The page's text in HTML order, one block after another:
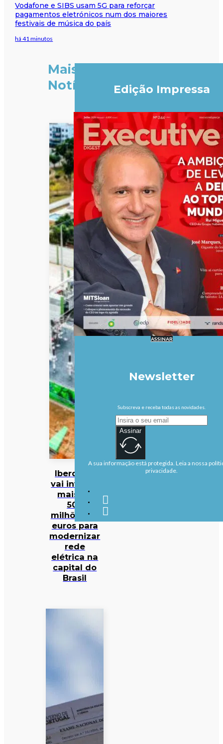
Vodafone e SIBS usam 5G para reforçar
pagamentos eletrónicos num dos maiores
festivais de música do país
há 41 minutos
Mais
Notícias
Iberdrola
vai investir
mais de
500
milhões de
euros para
modernizar
rede
elétrica na
capital do
Brasil
Edição Impressa
ASSINAR
Newsletter
Subscreva e receba todas as novidades.
Assinar
A sua informação está protegida. Leia a nossa
privacidade.